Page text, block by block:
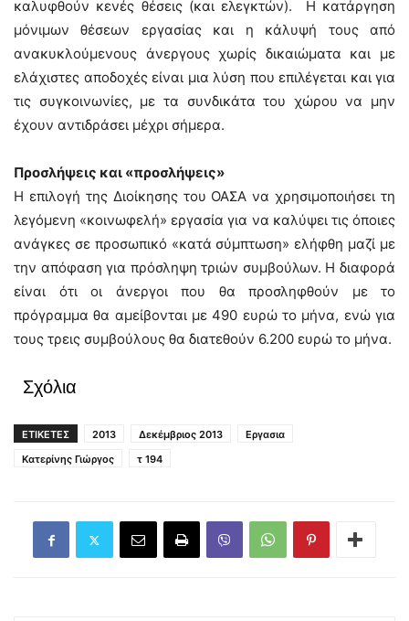
καλυφθούν κενές θέσεις (και ελεγκτών). Η κατάργηση
μόνιμων θέσεων εργασίας και η κάλυψή τους από
ανακυκλούμενους άνεργους χωρίς δικαιώματα και με
ελάχιστες αποδοχές είναι μια λύση που επιλέγεται και για
τις συγκοινωνίες, με τα συνδικάτα του χώρου να μην
έχουν αντιδράσει μέχρι σήμερα.
Προσλήψεις και «προσλήψεις»
Η επιλογή της Διοίκησης του ΟΑΣΑ να χρησιμοποιήσει τη
λεγόμενη «κοινωφελή» εργασία για να καλύψει τις όποιες
ανάγκες σε προσωπικό «κατά σύμπτωση» ελήφθη μαζί με
την απόφαση για πρόσληψη τριών συμβούλων. Η διαφορά
είναι ότι οι άνεργοι που θα προσληφθούν με το
πρόγραμμα θα αμείβονται με 490 ευρώ το μήνα, ενώ για
τους τρεις συμβούλους θα διατεθούν 6.200 ευρώ το μήνα.
Σχόλια
ΕΤΙΚΕΤΕΣ 2013 Δεκέμβριος 2013
Εργασια
Κατερίνης Γιώργος
τ 194